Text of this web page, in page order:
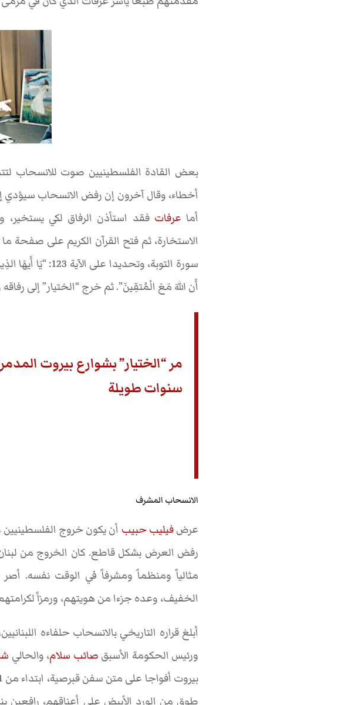
بعض القادة الفلسطينيين صوت للانسحاب
أخطاء، وقال آخرون إن رفض الانسحاب سيؤدي
أما عرفات فقد استأذن الرفاق لكي
الاستخارة، ثم فتح القرآن الكريم على صفحة
سورة التوبة،
أَن اللهَ مَعَ الْمُتقِينَ”. ثم خرج “الختيار” إلى
مر “الختيار” بشوارع بيروت
سنوات طويلة
الانسحاب المشرف
عرضفيليب حبيب أن يكون خروج الفلسطينيين
رفض العرض بشكل قاطع. كان الخروج من لبنان
مثالياً ومنظماً ومشرفاً في الوقت نفسه.
الخفيف، وعده جزءا من هويتهم، ورمزاً
أبلغ قراره التاريخي بالانسحاب حلفاءه
ورئيس الحكومة الأسبق صائب سلام، والحالي
طوق من الورد الأبيض على أعناقهم، رافعين